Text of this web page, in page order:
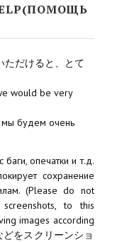
Fan Edition
Fan Edition
ただけると、とて
would be very
мы будем очень
опечатки и т.д.
сохранение
(Please do not
to this
images according
をスクリーンショ